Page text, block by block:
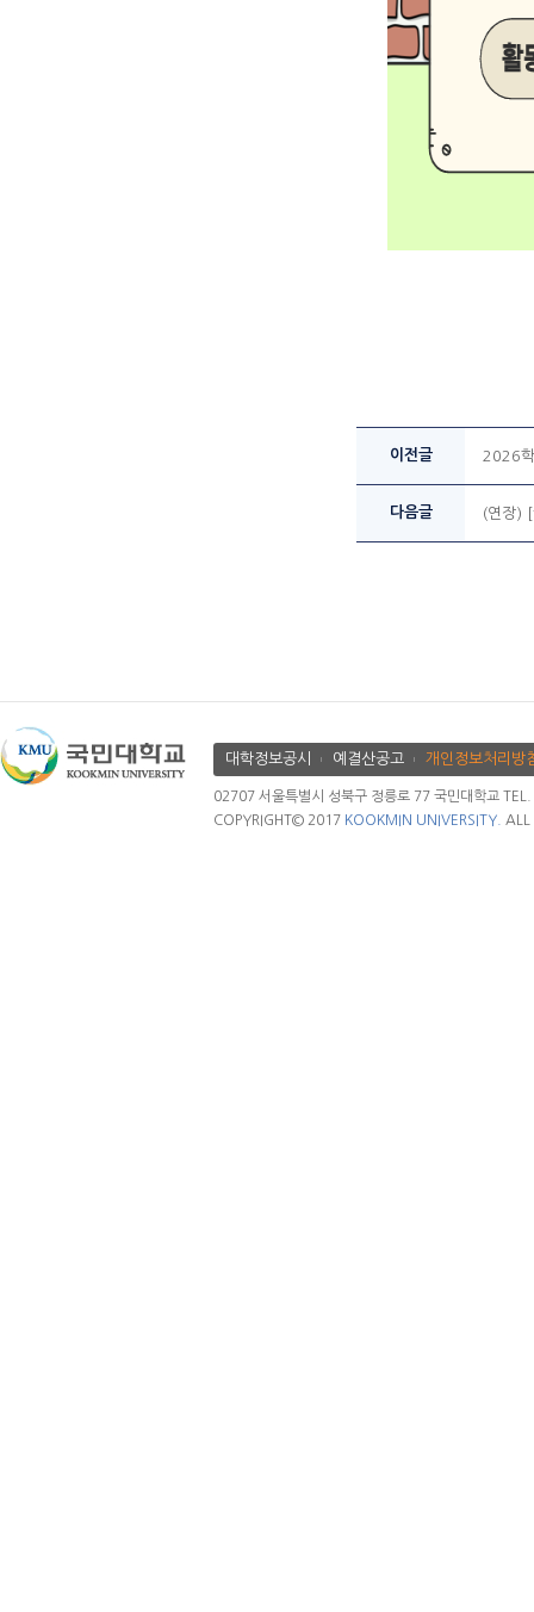
이전글 2026
다음글 (연장)
대학정보공시 예결산공고 개인정보처리방
02707 서울특별시 성북구 정릉로 77 국민대학교
COPYRIGHT© 2017 KOOKMIN UNIVERSITY. ALL